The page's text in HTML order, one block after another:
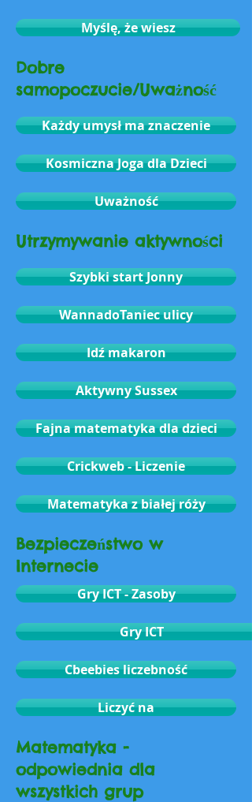
Myślę, że wiesz
Dobre
samopoczucie/Uważność
Każdy umysł ma znaczenie
Kosmiczna Joga dla Dzieci
Uważność
Utrzymywanie aktywności
Szybki start Jonny
WannadoTaniec ulicy
Idź makaron
Aktywny Sussex
Fajna matematyka dla dzieci
Crickweb - Liczenie
Matematyka z białej róży
Bezpieczeństwo w
Internecie
Gry ICT - Zasoby
Gry ICT
Cbeebies liczebność
Liczyć na
Matematyka -
odpowiednia dla
wszystkich grup